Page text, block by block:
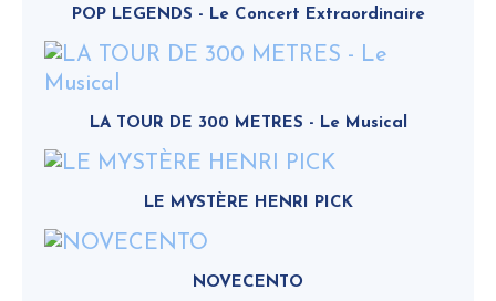
POP LEGENDS - Le Concert Extraordinaire
LA TOUR DE 300 METRES - Le Musical
LE MYSTÈRE HENRI PICK
NOVECENTO